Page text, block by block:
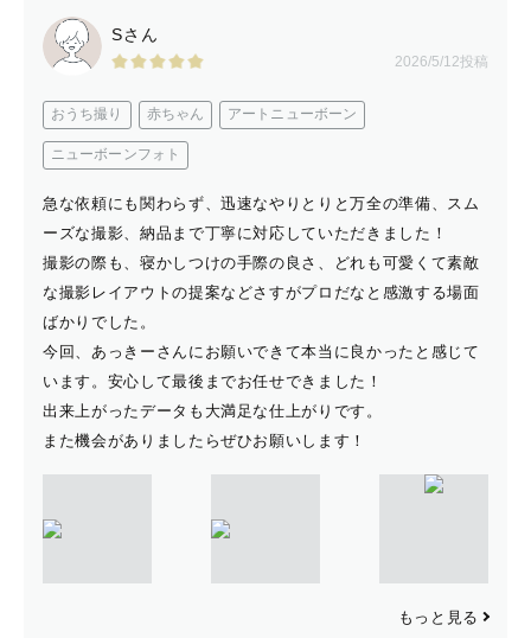
【佐賀県】
-----------------------------------------------------------
-------------
別途交通費がかかるエリア
(対応地域内でも交通費を頂ければ、全国対応しておりま
す。)
*別途交通費を頂くエリア
Sさん
2026/5/12投稿
おうち撮り 赤ちゃん アートニューボーン
ニューボーンフォト
急な依頼にも関わらず、迅速なやりとりと万全の準備、スム
ーズな撮影、納品まで丁寧に対応していただきました！
撮影の際も、寝かしつけの手際の良さ、どれも可愛くて素敵
な撮影レイアウトの提案などさすがプロだなと感激する場面
ばかりでした。
今回、あっきーさんにお願いできて本当に良かったと感じて
います。安心して最後までお任せできました！
出来上がったデータも大満足な仕上がりです。
また機会がありましたらぜひお願いします！
もっと見る